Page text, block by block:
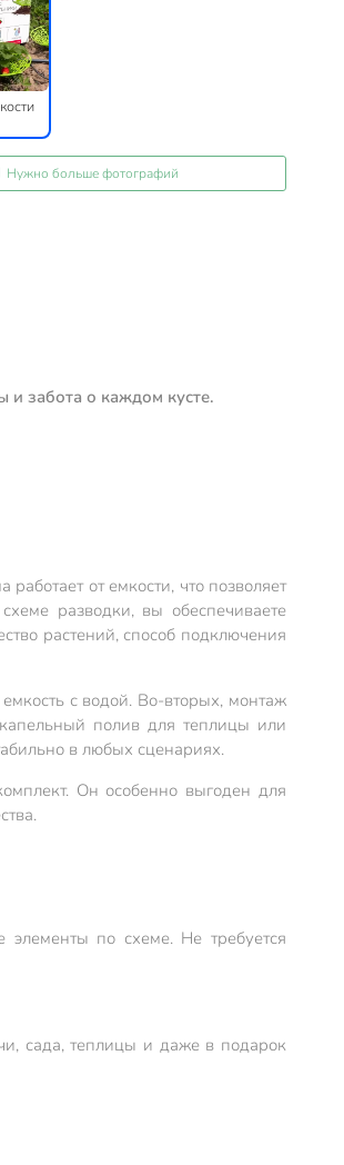
Нужно больше фотографий
забота о каждом кусте.
от емкости, что позволяет
разводки, вы обеспечиваете
растений, способ подключения
с водой. Во-вторых, монтаж
полив для теплицы или
в любых сценариях.
Он особенно выгоден для
по схеме. Не требуется
сада, теплицы и даже в подарок